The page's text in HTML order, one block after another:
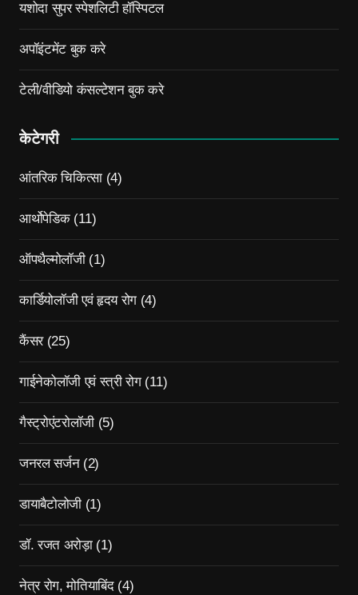
यशोदा सुपर स्पेशलिटी हॉस्पिटल
अपॉइंटमेंट बुक करे
टेली/वीडियो कंसल्टेशन बुक करे
केटेगरी
आंतरिक चिकित्सा(4)
आर्थोपेडिक(11)
ऑपथैल्मोलॉजी(1)
कार्डियोलॉजी एवं हृदय रोग(4)
कैंसर(25)
गाईनेकोलॉजी एवं स्त्री रोग(11)
गैस्ट्रोएंटरोलॉजी(5)
जनरल सर्जन(2)
डायाबैटोलोजी(1)
डॉ. रजत अरोड़ा(1)
नेत्र रोग, मोतियाबिंद(4)